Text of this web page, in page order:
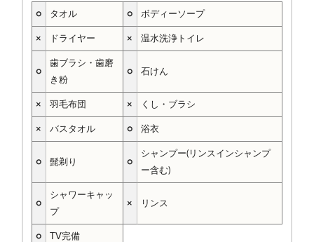
○ タオル ○ ボディーソープ
× ドライヤー × 温水洗浄トイレ
○
歯ブラシ・歯磨
き粉
○ 石けん
× 羽毛布団 × くし・ブラシ
× バスタオル ○ 浴衣
○ 髭剃り ○
シャンプー(リンスインシャンプ
ー含む)
○
シャワーキャッ
プ
× リンス
○ TV完備